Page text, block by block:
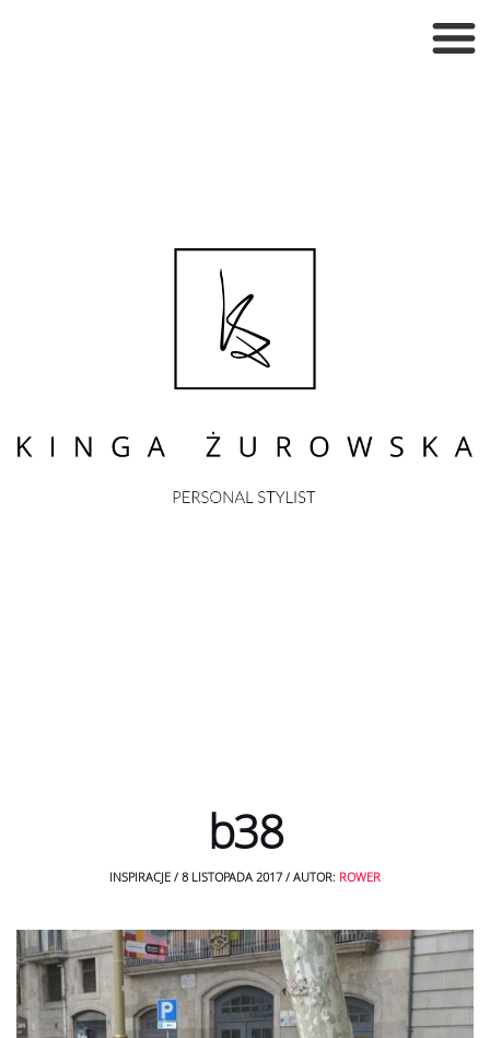
b38
INSPIRACJE / 8 LISTOPADA 2017 / AUTOR: ROWER